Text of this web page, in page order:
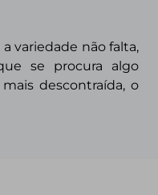
variedade não falta,
se procura algo
descontraída, o